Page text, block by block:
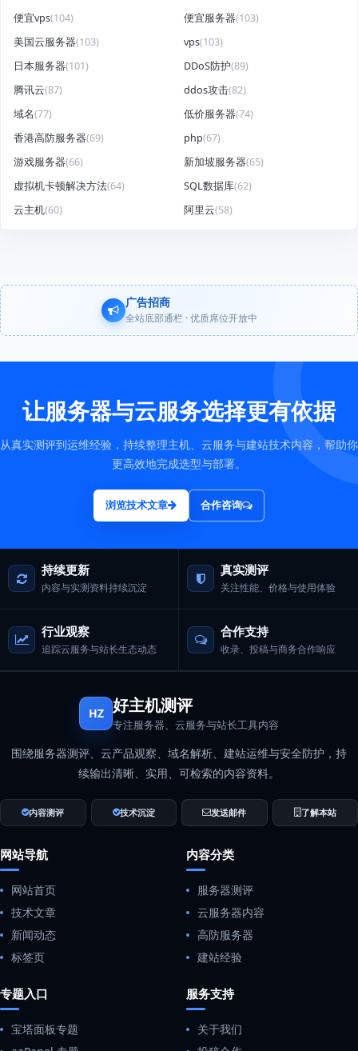
便宜vps(104) 便宜服务器(103)
美国云服务器(103) vps(103)
日本服务器(101) DDoS防护(89)
腾讯云(87) ddos攻击(82)
域名(77) 低价服务器(74)
香港高防服务器(69) php(67)
游戏服务器(66) 新加坡服务器(65)
虚拟机卡顿解决方法(64) SQL数据库(62)
云主机(60) 阿里云(58)
广告招商
全站底部通栏 · 优质席位开放中
让服务器与云服务选择更有依据
从真实测评到运维经验，持续整理主机、云服务与建站技术内容，帮助你
更高效地完成选型与部署。
浏览技术文章 合作咨询
持续更新
内容与实测资料持续沉淀
真实测评
关注性能、价格与使用体验
行业观察
追踪云服务与站长生态动态
合作支持
收录、投稿与商务合作响应
HZ 好主机测评
专注服务器、云服务与站长工具内容
围绕服务器测评、云产品观察、域名解析、建站运维与安全防护，持
续输出清晰、实用、可检索的内容资料。
内容测评 技术沉淀 发送邮件 了解本站
网站导航
网站首页
技术文章
新闻动态
标签页
内容分类
服务器测评
云服务器内容
高防服务器
建站经验
专题入口
宝塔面板专题
服务支持
关于我们